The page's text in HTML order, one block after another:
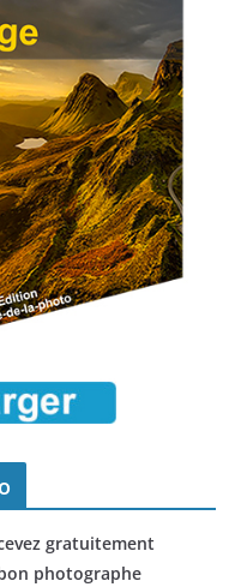
gratuitement
photographe